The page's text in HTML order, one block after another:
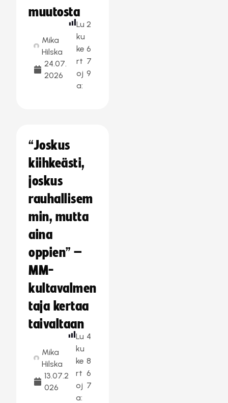
muutosta
Mika
Hilska
24.07.
2026
Lu
ku
ke
rt
oj
a:
2
6
7
9
“Joskus
kiihkeästi,
joskus
rauhallisem
min, mutta
aina
oppien” –
MM-
kultavalmen
taja kertaa
taivaltaan
Mika
Hilska
13.07.2
026
Lu
ku
ke
rt
oj
a:
4
8
6
7